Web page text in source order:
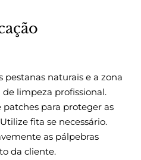
pestanas naturais e a zona
limpeza profissional.
patches para proteger as
fita se necessário.
as pálpebras
da cliente.